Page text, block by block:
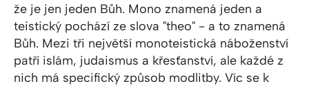
že je jen jeden Bůh. Mono znamená jeden a
teistický pochází ze slova "theo" - a to znamená
Bůh. Mezi tři největší monoteistická náboženství
patří islám, judaismus a křesťanství, ale každé z
nich má specifický způsob modlitby. Víc se k